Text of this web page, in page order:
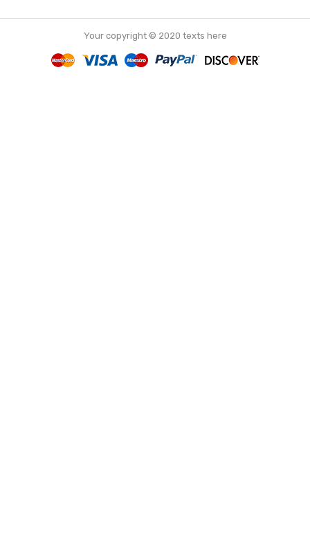
Your copyright © 2020 texts here